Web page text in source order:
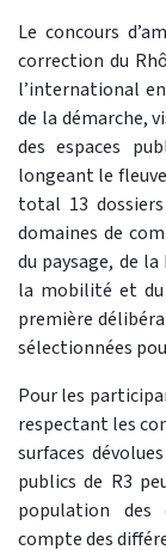
Le concours
correction du
l’international
de la démarche,
des espaces
longeant le fleuve
total 13
domaines de
du paysage, de
la mobilité et du
première
sélectionnées
Pour les
respectant les
surfaces
publics de R3
population des
compte des